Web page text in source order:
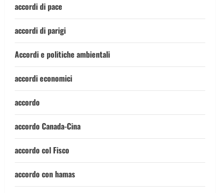
accordi di pace
accordi di parigi
Accordi e politiche ambientali
accordi economici
accordo
accordo Canada-Cina
accordo col Fisco
accordo con hamas